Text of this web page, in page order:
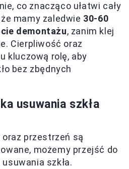
co znacząco ułatwi cały
mamy zaledwie 30-60
demontażu, zanim klej
Cierpliwość oraz
kluczową rolę, aby
bez zbędnych
usuwania szkła
oraz przestrzeń są
możemy przejść do
szkła.